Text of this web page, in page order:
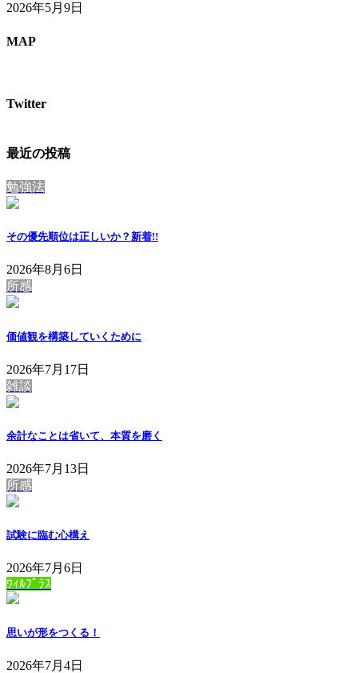
2026年5月9日
MAP
Twitter
最近の投稿
勉強法
その優先順位は正しいか？ 新着!!
2026年8月6日
所感
価値観を構築していくために
2026年7月17日
雑談
余計なことは省いて、本質を磨く
2026年7月13日
所感
試験に臨む心構え
2026年7月6日
ｳｨﾙﾌﾟﾗｽ
思いが形をつくる！
2026年7月4日